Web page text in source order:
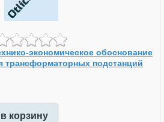
экономическое обоснование
трансформаторных подстанций
корзину